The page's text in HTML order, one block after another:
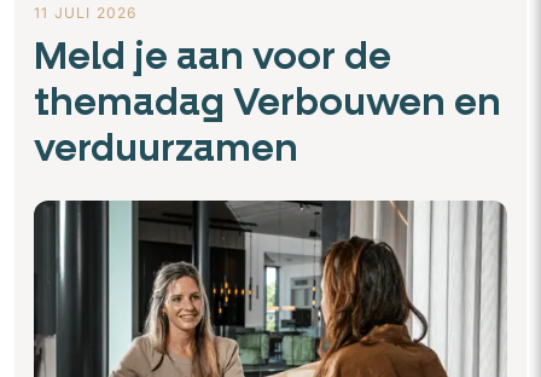
11 JULI 2026
Meld je aan voor de
themadag Verbouwen en
verduurzamen